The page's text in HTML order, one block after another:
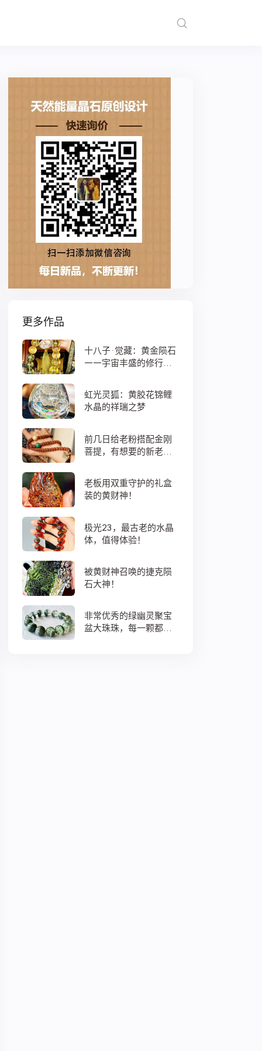
更多作品
十八子·觉藏：黄金陨石
——宇宙丰盛的修行之
虹光灵狐：黄胶花锦鲤
水晶的祥瑞之梦
前几日给老粉搭配金刚
菩提，有想要的新老
老板用双重守护的礼盒
装的黄财神！
极光23，最古老的水晶
体，值得体验！
被黄财神召唤的捷克陨
石大神！
非常优秀的绿幽灵聚宝
盆大珠珠，每一颗都蕴